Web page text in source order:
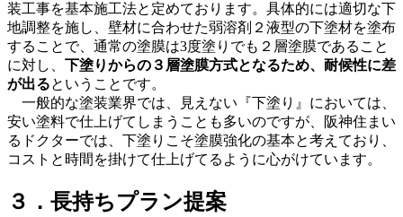
装工事を基本施工法と定めております。具体的には適切な下
地調整を施し、壁材に合わせた弱溶剤２液型の下塗材を塗布
することで、通常の塗膜は3度塗りでも２層塗膜であること
に対し、 下塗りからの３層塗膜方式となるため、耐候性に差
が出るということです。
一般的な塗装業界では、見えない『下塗り』においては、
安い塗料で仕上げてしまうことも多いのですが、阪神住まい
るドクターでは、下塗りこそ塗膜強化の基本と考えており、
コストと時間を掛けて仕上げてるように心がけています。
３．長持ちプラン提案